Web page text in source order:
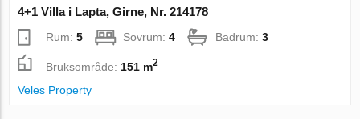
4+1 Villa i Lapta, Girne, Nr. 214178
Rum:5 Sovrum:4 Badrum:3
Bruksområde: 151 m2
Veles Property